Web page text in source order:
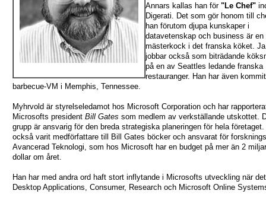
Annars kallas han för "Le Chef"
Digerati. Det som gör honom till
han förutom djupa kunskaper i
datavetenskap och business är en
mästerkock i det franska köket.
jobbar också som biträdande
på en av Seattles ledande franska
restauranger. Han har även
barbecue-VM i Memphis, Tennessee.
Myhrvold är styrelseledamot hos Microsoft Corporation och har
Microsofts president Bill Gates som medlem av verkställande utskottet.
grupp är ansvarig för den breda strategiska planeringen för hela företaget.
också varit medförfattare till Bill Gates böcker och ansvarat för
Avancerad Teknologi, som hos Microsoft har en budget på mer än 2
dollar om året.
Han har med andra ord haft stort inflytande i Microsofts utveckling när
Desktop Applications, Consumer, Research och Microsoft Online